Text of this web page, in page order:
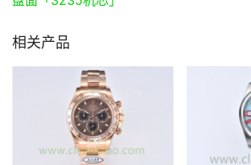
相关产品